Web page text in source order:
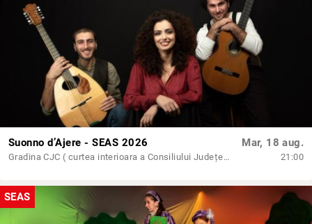
Suonno d’Ajere - SEAS 2026
Gradina CJC ( curtea interioara a Consiliului Județean Constanta)
Mar, 18 aug.
21:00
SEAS